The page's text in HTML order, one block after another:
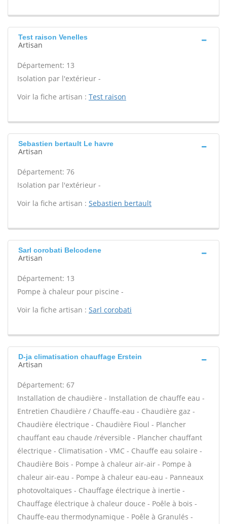
Test raison Venelles
Artisan
Département: 13
Isolation par l'extérieur -
Voir la fiche artisan : Test raison
Sebastien bertault Le havre
Artisan
Département: 76
Isolation par l'extérieur -
Voir la fiche artisan : Sebastien bertault
Sarl corobati Belcodene
Artisan
Département: 13
Pompe à chaleur pour piscine -
Voir la fiche artisan : Sarl corobati
D-ja climatisation chauffage Erstein
Artisan
Département: 67
Installation de chaudière - Installation de chauffe eau -
Entretien Chaudière / Chauffe-eau - Chaudière gaz -
Chaudière électrique - Chaudière Fioul - Plancher
chauffant eau chaude /réversible - Plancher chauffant
électrique - Climatisation - VMC - Chauffe eau solaire -
Chaudière Bois - Pompe à chaleur air-air - Pompe à
chaleur air-eau - Pompe à chaleur eau-eau - Panneaux
photovoltaïques - Chauffage électrique à inertie -
Chauffage électrique à chaleur douce - Poêle à bois -
Chauffe-eau thermodynamique - Poêle à Granulés -